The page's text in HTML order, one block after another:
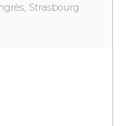
Strasbourg